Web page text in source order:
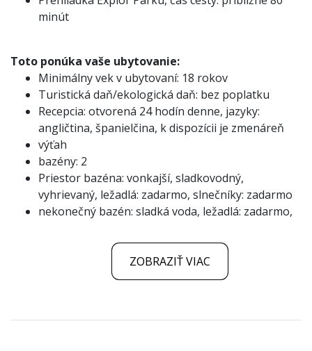
minút
Toto ponúka vaše ubytovanie:
Minimálny vek v ubytovaní: 18 rokov
Turistická daň/ekologická daň: bez poplatku
Recepcia: otvorená 24 hodín denne, jazyky:
angličtina, španielčina, k dispozícii je zmenáreň
výťah
bazény: 2
Priestor bazéna: vonkajší, sladkovodný,
vyhrievaný, ležadlá: zadarmo, slnečníky: zadarmo
nekonečný bazén: sladká voda, ležadlá: zadarmo,
ZOBRAZIŤ VIAC